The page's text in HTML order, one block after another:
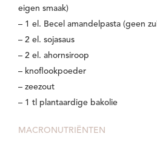
eigen smaak)
– 1 el. Becel amandelpasta (geen
– 2 el. sojasaus
– 2 el. ahornsiroop
– knoflookpoeder
– zeezout
– 1 tl plantaardige bakolie
MACRONUTRIËNTEN